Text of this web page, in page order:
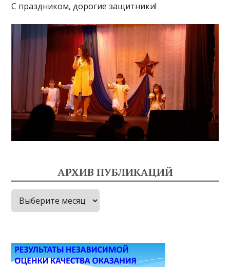
С праздником, дорогие защитники!
АРХИВ ПУБЛИКАЦИЙ
Архив
публикаций